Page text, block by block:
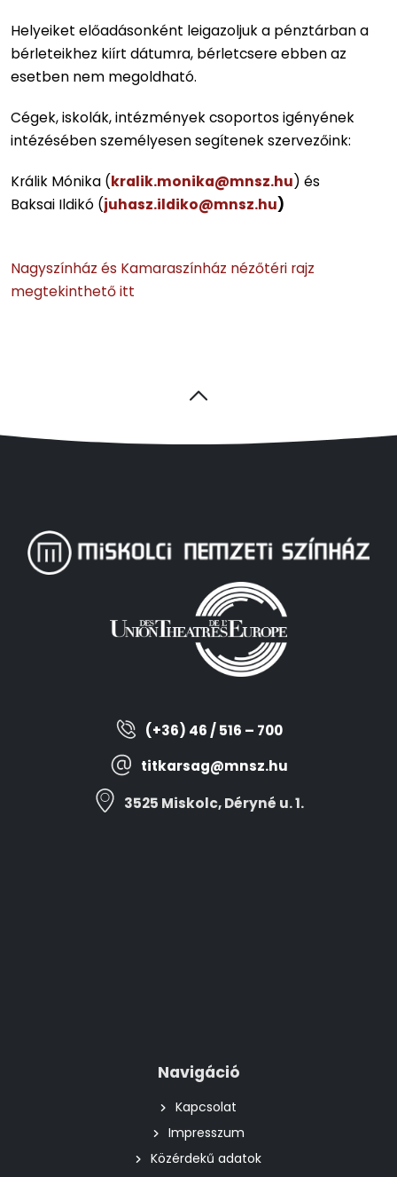
Helyeiket előadásonként leigazoljuk a pénztárban a
bérleteikhez kiírt dátumra, bérletcsere ebben az
esetben nem megoldható.
Cégek, iskolák, intézmények csoportos igényének
intézésében személyesen segítenek szervezőink:
Králik Mónika (kralik.monika@mnsz.hu) és
Baksai Ildikó (juhasz.ildiko@mnsz.hu)
Nagyszínház és Kamaraszínház nézőtéri rajz
megtekinthető itt
(+36) 46 / 516 – 700
titkarsag@mnsz.hu
3525 Miskolc, Déryné u. 1.
Navigáció
Kapcsolat
Impresszum
Közérdekű adatok